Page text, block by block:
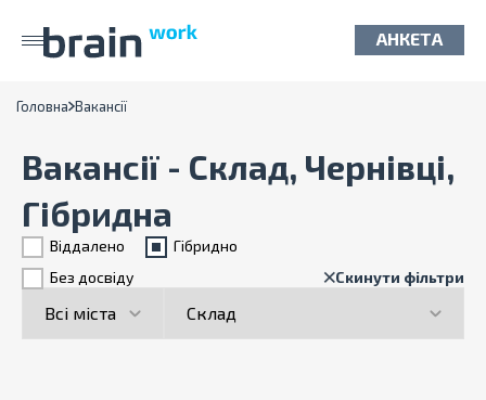
АНКЕТА
Головна Вакансії
Вакансії - Склад, Чернівці,
Гібридна
Віддалено
Гiбридно
Без досвіду
Скинути фільтри